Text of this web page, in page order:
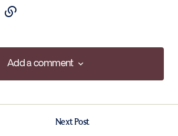
Add a comment
Add a comment
Next Post